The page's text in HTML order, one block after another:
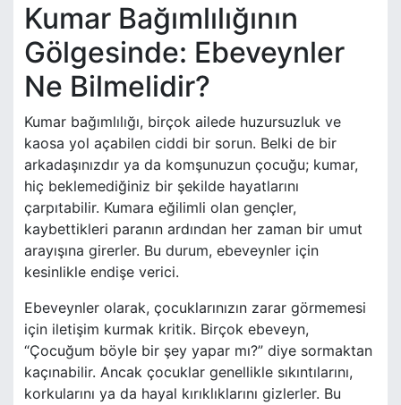
Kumar Bağımlılığının
Gölgesinde: Ebeveynler
Ne Bilmelidir?
Kumar bağımlılığı, birçok ailede huzursuzluk ve
kaosa yol açabilen ciddi bir sorun. Belki de bir
arkadaşınızdır ya da komşunuzun çocuğu; kumar,
hiç beklemediğiniz bir şekilde hayatlarını
çarpıtabilir. Kumara eğilimli olan gençler,
kaybettikleri paranın ardından her zaman bir umut
arayışına girerler. Bu durum, ebeveynler için
kesinlikle endişe verici.
Ebeveynler olarak, çocuklarınızın zarar görmemesi
için iletişim kurmak kritik. Birçok ebeveyn,
“Çocuğum böyle bir şey yapar mı?” diye sormaktan
kaçınabilir. Ancak çocuklar genellikle sıkıntılarını,
korkularını ya da hayal kırıklıklarını gizlerler. Bu